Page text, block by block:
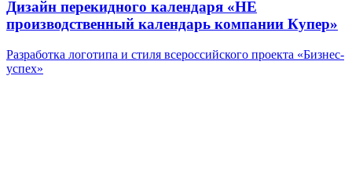
Дизайн перекидного календаря «НЕ
производственный календарь компании Купер»
Разработка логотипа и стиля всероссийского проекта «Бизнес-
успех»